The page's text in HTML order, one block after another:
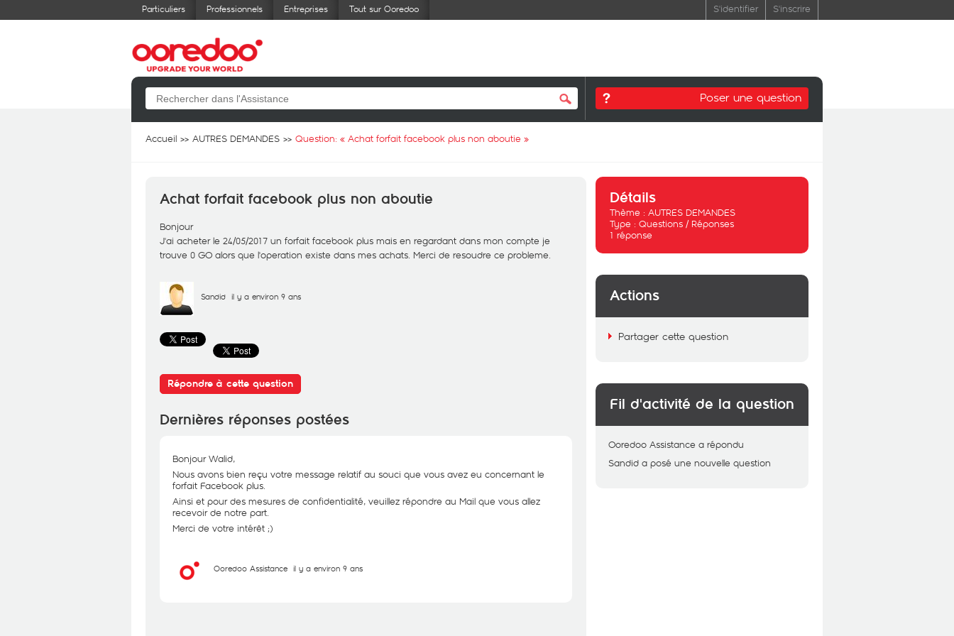
Particuliers Professionnels Entreprises Tout sur Ooredoo S'identifier S'inscrire
Poser une question
Accueil AUTRES DEMANDES Question: « Achat forfait facebook plus non aboutie »
Achat forfait facebook plus non aboutie
Bonjour
J'ai acheter le 24/05/2017 un forfait facebook plus mais en regardant dans mon compte je
trouve 0 GO alors que l'operation existe dans mes achats. Merci de resoudre ce probleme.
Sandid il y a environ 9 ans
Répondre à cette question
Dernières réponses postées
Bonjour Walid,
Nous avons bien reçu votre message relatif au souci que vous avez eu concernant le
forfait Facebook plus.
Ainsi et pour des mesures de confidentialité, veuillez répondre au Mail que vous allez
recevoir de notre part.
Merci de votre intérêt ;)
Ooredoo Assistance il y a environ 9 ans
Détails
Thème : AUTRES DEMANDES
Type : Questions / Réponses
1 réponse
Actions
Partager cette question
Fil d'activité de la question
Ooredoo Assistance a répondu
Sandid a posé une nouvelle question